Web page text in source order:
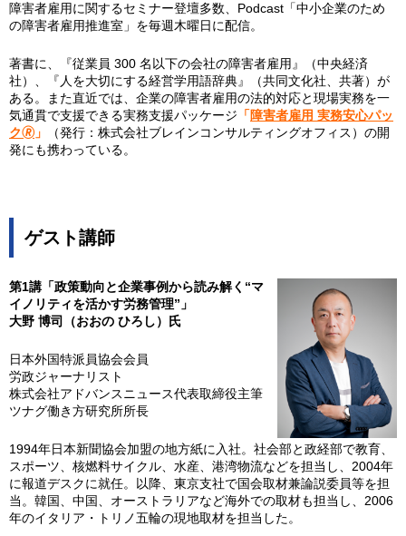
障害者雇用に関するセミナー登壇多数、Podcast「中小企業のため
の障害者雇用推進室」を毎週木曜日に配信。
著書に、『従業員 300 名以下の会社の障害者雇用』（中央経済
社）、『人を大切にする経営学用語辞典』（‎共同文化社、共著）が
ある。また直近では、企業の障害者雇用の法的対応と現場実務を一
気通貫で支援できる実務支援パッケージ 「障害者雇用 実務安心パッ
ク🄬 」
（発行：株式会社ブレインコンサルティングオフィス）の開
発にも携わっている。
ゲスト講師
第1講「政策動向と企業事例から読み解く“マ
イノリティを活かす労務管理”」
大野 博司（おおの ひろし）氏
日本外国特派員協会会員
労政ジャーナリスト
株式会社アドバンスニュース代表取締役主筆
ツナグ働き方研究所所長
1994年日本新聞協会加盟の地方紙に入社。社会部と政経部で教育、
スポーツ、核燃料サイクル、水産、港湾物流などを担当し、2004年
に報道デスクに就任。以降、東京支社で国会取材兼論説委員等を担
当。韓国、中国、オーストラリアなど海外での取材も担当し、2006
年のイタリア・トリノ五輪の現地取材を担当した。